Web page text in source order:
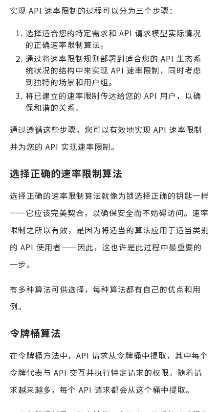
实现 API 速率限制的过程可以分为三个步骤：
选择适合您的特定需求和 API 请求模型实际情况
的正确速率限制算法。
通过将速率限制规则部署到适合您的 API 生态系
统状况的结构中来实现 API 速率限制，同时考虑
到独特的场景和用户组。
将已建立的速率限制传达给您的 API 用户，以确
保和谐的关系。
通过遵循这些步骤，您可以有效地实现 API 速率限制
并为您的 API 实现速率限制。
选择正确的速率限制算法
选择正确的速率限制算法就像为锁选择正确的钥匙一样
——它应该完美契合，以确保安全而不妨碍访问。速率
限制之所以有效，是因为将适当的算法应用于适当类别
的 API 使用者——因此，这也许是此过程中最重要的
一步。
有多种算法可供选择，每种算法都有自己的优点和用
例。
令牌桶算法
在令牌桶方法中，API 请求从令牌桶中提取，其中每个
令牌代表与 API 交互并执行特定请求的权限。随着请
求越来越多，每个 API 请求都会从这个桶中提取。